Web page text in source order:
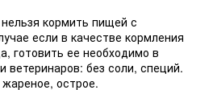
кормить пищей с
если в качестве кормления
готовить ее необходимо в
ветеринаров: без соли, специй.
острое.